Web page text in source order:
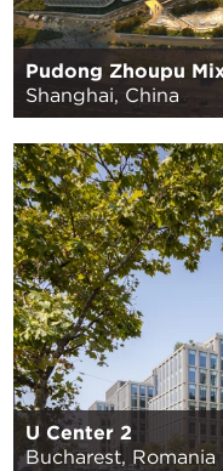
Pudong Zhoupu
Shanghai, China
U Center 2
Bucharest, Romania